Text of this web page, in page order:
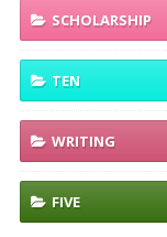
SCHOLARSHIP
TEN
WRITING
FIVE